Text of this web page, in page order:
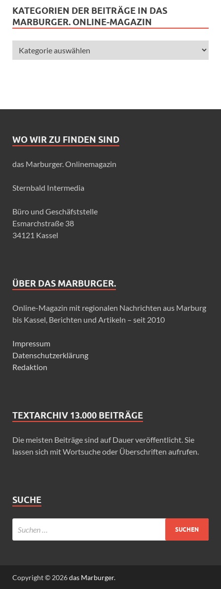
KATEGORIEN DER BEITRÄGE IN DAS
MARBURGER. ONLINE-MAGAZIN
WO WIR ZU FINDEN SIND
das Marburger. Onlinemagazin
Sternbald Intermedia
Büro und Geschäfststelle
Esmarchstraße 38
34121 Kassel
ÜBER DAS MARBURGER.
Online-Magazin mit regionalen Nachrichten aus Marburg
bis Kassel, Berichten und Artikeln – seit 2010
Impressum
Datenschutzerklärung
Redaktion
TEXTARCHIV 13.000 BEITRÄGE
Die meisten Beiträge sind auf Dauer veröffentlicht. Sie
lassen sich mit Wortsuche oder Überschriften aufrufen.
SUCHE
Copyright © 2026das Marburger.